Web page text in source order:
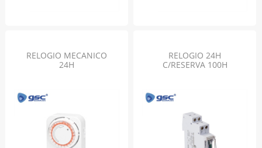
RELOGIO MECANICO
24H
RELOGIO 24H
C/RESERVA 100H